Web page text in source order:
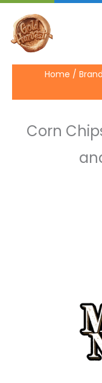
İçeriğe
atla
Home /
Corn